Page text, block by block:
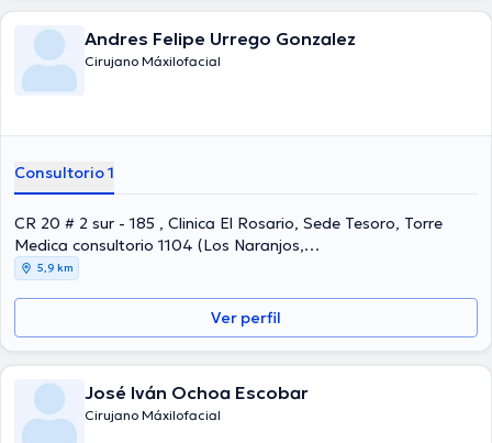
Andres Felipe Urrego Gonzalez
Cirujano Máxilofacial
Consultorio 1
CR 20 # 2 sur - 185 , Clinica El Rosario, Sede Tesoro, Torre
Medica consultorio 1104 (Los Naranjos,
Tesoro),Medellín,Colombia, Medellín
5,9 km
Ver perfil
José Iván Ochoa Escobar
Cirujano Máxilofacial